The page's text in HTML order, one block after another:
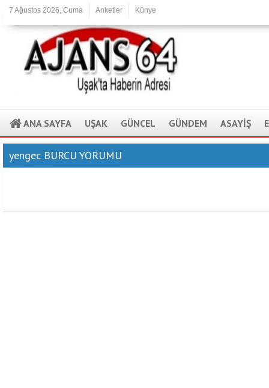
7 Ağustos 2026, Cuma Anketler Künye
ANA SAYFA UŞAK GÜNCEL GÜNDEM ASAYİŞ
yengec BURCU YORUMU